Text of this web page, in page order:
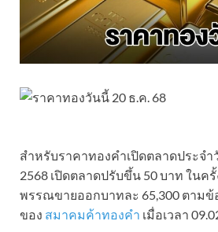
สำหรับราคาทองคำเปิดตลาดประจ
2568 เปิดตลาดปรับขึ้น 50 บาท ในค
พรรณขายออกบาทละ 65,300 ตามข้
ของ สมาคมค้าทองคำ เมื่อเวลา